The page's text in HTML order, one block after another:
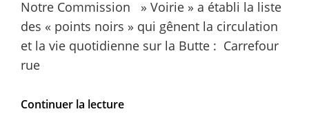
Notre Commission » Voirie » a établi la liste
des « points noirs » qui gênent la circulation
et la vie quotidienne sur la Butte : Carrefour
rue
Continuer la lectureVoirie